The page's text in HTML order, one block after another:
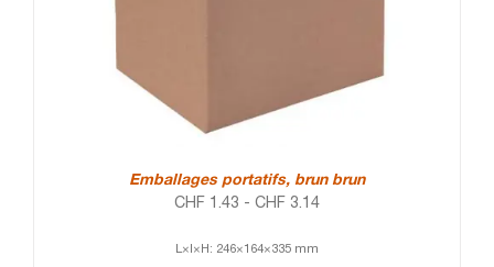
Emballages portatifs, brun brun
CHF 1.43 - CHF 3.14
L×l×H: 246×164×335 mm